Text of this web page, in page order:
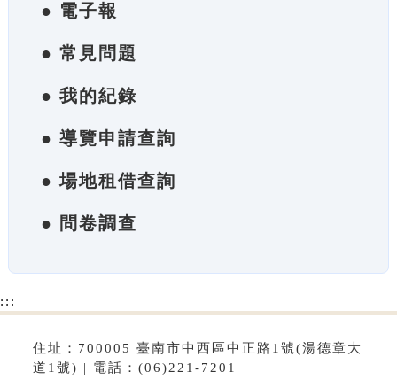
● 電子報
● 常見問題
● 我的紀錄
● 導覽申請查詢
● 場地租借查詢
● 問卷調查
:::
住址：700005 臺南市中西區中正路1號(湯德章大
道1號) | 電話：(06)221-7201